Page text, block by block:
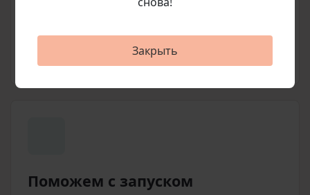
Согласуем позицию, стоимость и
условия покупки перед оплатой.
Поможем с запуском
Закрыть